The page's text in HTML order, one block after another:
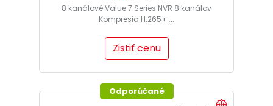
8 kanálové Value 7 Series NVR 8 kanálov
Kompresia H.265+ ...
Zistiť cenu
Odporúčané